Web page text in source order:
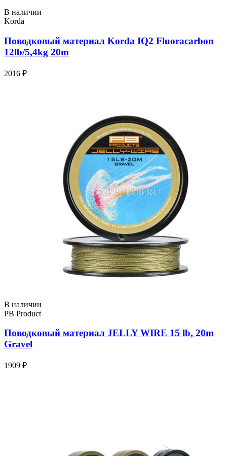
В наличии
Korda
Поводковый материал Korda IQ2 Fluoracarbon
12lb/5,4kg 20m
2016 ₽
В наличии
PB Product
Поводковый материал JELLY WIRE 15 lb, 20m
Gravel
1909 ₽